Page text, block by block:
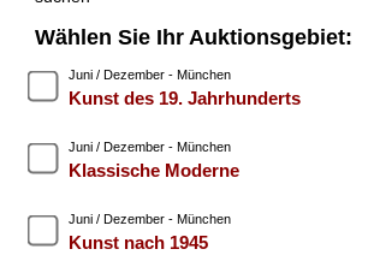
Wählen Sie Ihr Auktionsgebiet:
Juni / Dezember - München
Kunst des 19. Jahrhunderts
Juni / Dezember - München
Klassische Moderne
Juni / Dezember - München
Kunst nach 1945